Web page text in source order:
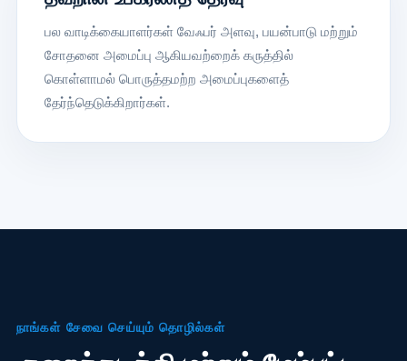
பல வாடிக்கையாளர்கள் வேஃபர் அளவு, பயன்பாடு மற்றும்
சோதனை அமைப்பு ஆகியவற்றைக் கருத்தில்
கொள்ளாமல் பொருத்தமற்ற அமைப்புகளைத்
தேர்ந்தெடுக்கிறார்கள்.
நாங்கள் சேவை செய்யும் தொழில்கள்